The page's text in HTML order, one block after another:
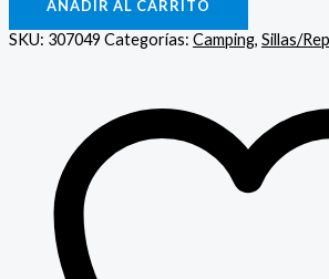
AÑADIR AL CARRITO
SKU: 307049 Categorías: Camping, Sillas/